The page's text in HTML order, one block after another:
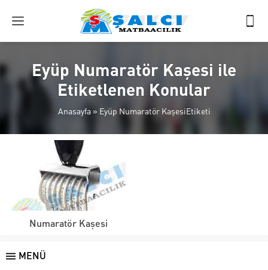
Eyüp Numaratör Kaşesi ile
Etiketlenen Konular
Anasayfa» Eyüp Numaratör KaşesiEtiketi
Numaratör Kaşesi
MENÜ